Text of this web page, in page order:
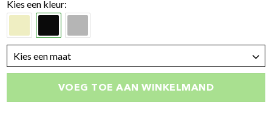
kleur
Kies een maat
VOEG TOE AAN WINKELMAND